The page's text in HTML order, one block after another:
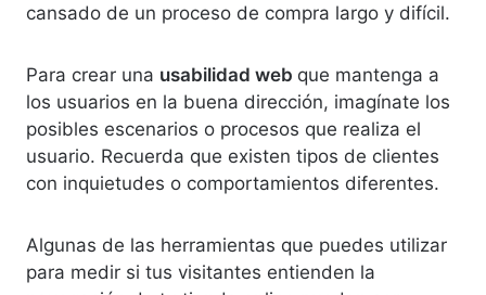
cansado de un proceso de compra largo y difícil.
Para crear una usabilidad web que mantenga a
los usuarios en la buena dirección, imagínate los
posibles escenarios o procesos que realiza el
usuario. Recuerda que existen tipos de clientes
con inquietudes o comportamientos diferentes.
Algunas de las herramientas que puedes utilizar
para medir si tus visitantes entienden la